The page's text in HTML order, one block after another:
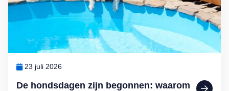
De hondsdagen zijn begonnen: waarom
23 juli 2026